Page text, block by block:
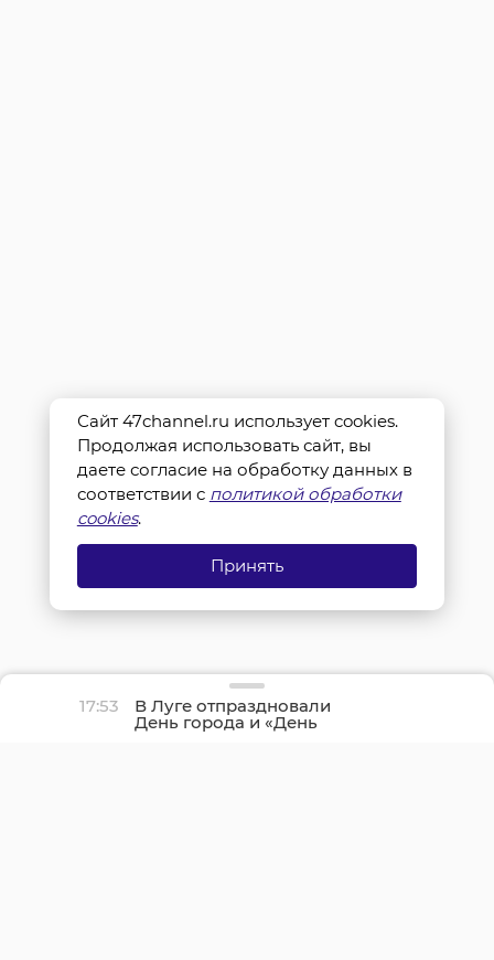
17:53 В Луге отпраздновали
День города и «День
детства»
Сайт 47channel.ru использует cookies.
Продолжая использовать сайт, вы
даете согласие на обработку данных в
соответствии с политикой обработки
cookies.
Принять